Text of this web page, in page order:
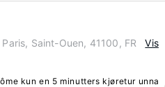
Saint-Ouen, 41100, FR
Vis
kun en 5 minutters kjøretur unna